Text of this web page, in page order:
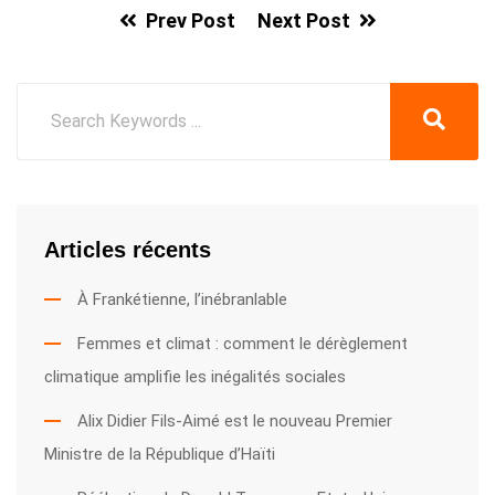
Prev Post Next Post
Articles récents
À Frankétienne, l’inébranlable
Femmes et climat : comment le dérèglement
climatique amplifie les inégalités sociales
Alix Didier Fils-Aimé est le nouveau Premier
Ministre de la République d’Haïti